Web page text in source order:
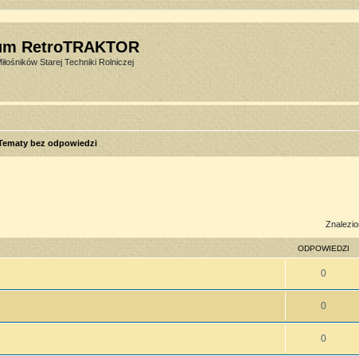
RetroTRAKTOR
Starej Techniki Rolniczej
bez odpowiedzi
ODPOWIEDZI
0
0
0